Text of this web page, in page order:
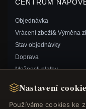
Nastavení
Používáme cookies ke
CENTRUM
Objednávka
Vrácení zboží& Výměna
Stav objednávky
Doprava
Možnosti platby
Kontaktujte nás